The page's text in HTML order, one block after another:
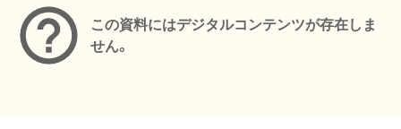
この資料にはデジタルコンテンツが存在しま
せん。